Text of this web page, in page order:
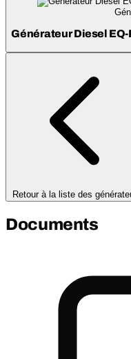
Générateur Diesel
Retour à la liste des
Documents